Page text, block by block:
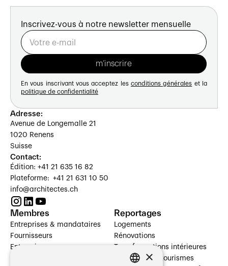
Inscrivez-vous à notre newsletter mensuelle
En vous inscrivant vous acceptez les conditions générales et la
politique de confidentialité
Adresse:
Avenue de Longemalle 21
1020 Renens
Suisse
Contact:
Édition: +41 21 635 16 82
Plateforme: +41 21 631 10 50
info@architectes.ch
Membres
Entreprises & mandataires
Fournisseurs
Entreprises
Reportages
Logements
Rénovations
Transformations intérieures
Hôtelleries et tourismes
×